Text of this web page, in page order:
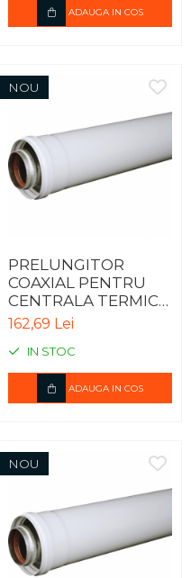
ADAUGA IN COS
NOU
PRELUNGITOR
COAXIAL PENTRU
CENTRALA TERMICA
IN CONDENSARE -
0.5m
162,69 Lei
IN STOC
ADAUGA IN COS
NOU